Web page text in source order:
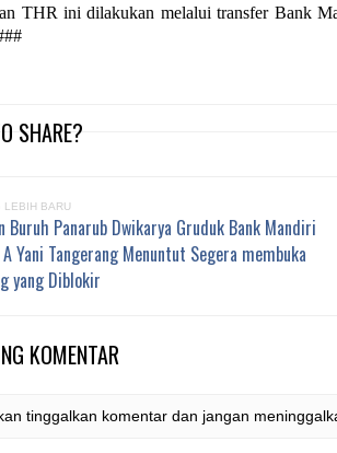
THR ini dilakukan melalui transfer Bank
SHARE?
LEBIH BARU
Buruh Panarub Dwikarya Gruduk Bank Mandiri
A Yani Tangerang Menuntut Segera membuka
yang Diblokir
KOMENTAR
tinggalkan komentar dan jangan